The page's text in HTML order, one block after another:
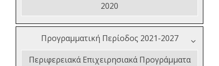
2020
Προγραμματική Περίοδος 2021-2027
Περιφερειακά Επιχειρησιακά Προγράμματα